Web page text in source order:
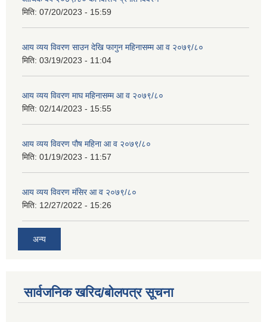
मिति: 07/20/2023 - 15:59
आय व्यय विवरण साउन देखि फागुन महिनासम्म आ व २०७९/८०
मिति: 03/19/2023 - 11:04
आय व्यय विवरण माघ महिनासम्म आ व २०७९/८०
मिति: 02/14/2023 - 15:55
आय व्यय विवरण पौष महिना आ व २०७९/८०
मिति: 01/19/2023 - 11:57
आय व्यय विवरण मंसिर आ व २०७९/८०
मिति: 12/27/2022 - 15:26
अन्य
सार्वजनिक खरिद/बोलपत्र सूचना